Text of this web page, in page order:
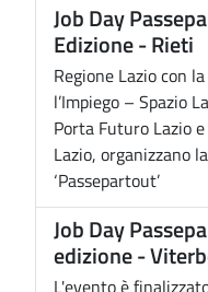
Job Day
Edizione - Rieti
Regione Lazio con
l’Impiego – Spazio
Porta Futuro Lazio
Lazio, organizzano
‘Passepartout’
Job Day
edizione -
L'evento è